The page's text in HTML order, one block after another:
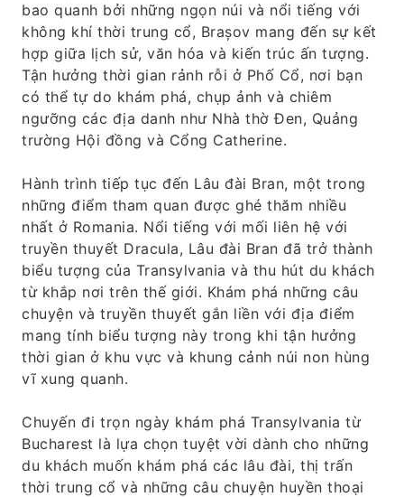
bao quanh bởi những ngọn núi và nổi tiếng với
không khí thời trung cổ, Brașov mang đến sự kết
hợp giữa lịch sử, văn hóa và kiến ​​trúc ấn tượng.
Tận hưởng thời gian rảnh rỗi ở Phố Cổ, nơi bạn
có thể tự do khám phá, chụp ảnh và chiêm
ngưỡng các địa danh như Nhà thờ Đen, Quảng
trường Hội đồng và Cổng Catherine.
Hành trình tiếp tục đến Lâu đài Bran, một trong
những điểm tham quan được ghé thăm nhiều
nhất ở Romania. Nổi tiếng với mối liên hệ với
truyền thuyết Dracula, Lâu đài Bran đã trở thành
biểu tượng của Transylvania và thu hút du khách
từ khắp nơi trên thế giới. Khám phá những câu
chuyện và truyền thuyết gắn liền với địa điểm
mang tính biểu tượng này trong khi tận hưởng
thời gian ở khu vực và khung cảnh núi non hùng
vĩ xung quanh.
Chuyến đi trọn ngày khám phá Transylvania từ
Bucharest là lựa chọn tuyệt vời dành cho những
du khách muốn khám phá các lâu đài, thị trấn
thời trung cổ và những câu chuyện huyền thoại